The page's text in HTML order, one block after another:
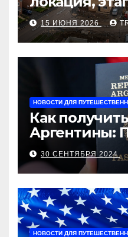
оформления
рыночные
15 ИЮНЯ 2026
НОВОСТИ ДЛЯ
Как
Аргентины:
руководство
30 СЕНТЯБРЯ 2024
НОВОСТИ ДЛЯ